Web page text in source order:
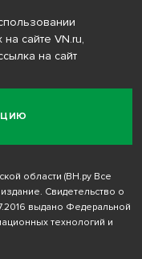
сайте VN.ru,
на сайт
области (ВН.ру Все
Свидетельство о
выдано Федеральной
технологий и